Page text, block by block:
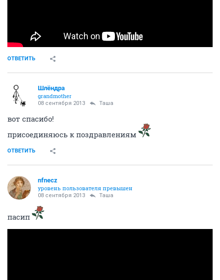
ОТВЕТИТЬ
Шлёндра
grandmother
08 сентября 2013 Таша
вот спасибо!
присоединяюсь к поздравлениям
ОТВЕТИТЬ
nfnecz
уровень пользователя превышен
08 сентября 2013 Таша
пасип